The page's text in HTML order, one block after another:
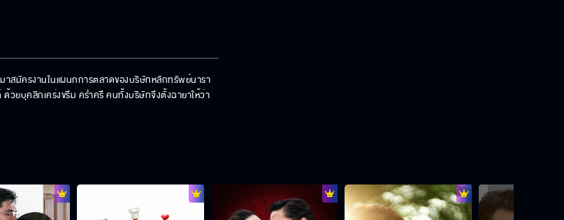
าสมัครงานในแผนกการตลาดของบริษัทหลักทรัพย์นารา
วยบุคลิกเคร่งขรึม คร่ำครึ คนทั้งบริษัทจึงตั้งฉายาให้ว่า